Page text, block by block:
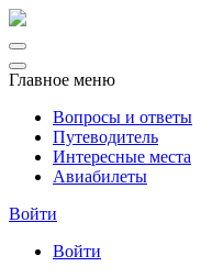
Главное меню
Вопросы и ответы
Путеводитель
Интересные места
Авиабилеты
Войти
Войти